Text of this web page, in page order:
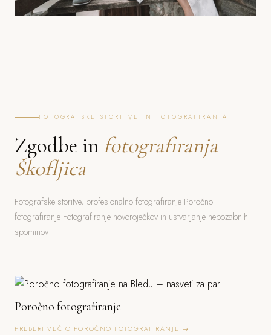
FOTOGRAFSKE STORITVE IN FOTOGRAFIRANJA
Zgodbe in fotografiranja
Škofljica
Fotografske storitve, profesionalno fotografiranje Poročno
fotografiranje Fotografiranje novoroječkov in ustvarjanje nepozabnih
spominov
Poročno fotografiranje
PREBERI VEČ O POROČNO FOTOGRAFIRANJE →